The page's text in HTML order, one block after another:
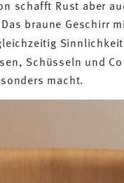
schafft Rust aber
braune Geschirr
Schüsseln und
macht.